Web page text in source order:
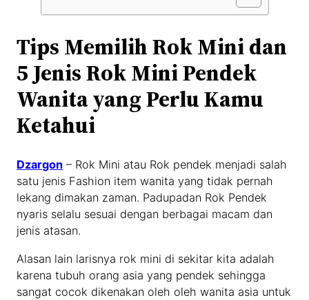
Tips Memilih Rok Mini dan
5 Jenis Rok Mini Pendek
Wanita yang Perlu Kamu
Ketahui
Dzargon – Rok Mini atau Rok pendek menjadi salah
satu jenis Fashion item wanita yang tidak pernah
lekang dimakan zaman. Padupadan Rok Pendek
nyaris selalu sesuai dengan berbagai macam dan
jenis atasan.
Alasan lain larisnya rok mini di sekitar kita adalah
karena tubuh orang asia yang pendek sehingga
sangat cocok dikenakan oleh oleh wanita asia untuk